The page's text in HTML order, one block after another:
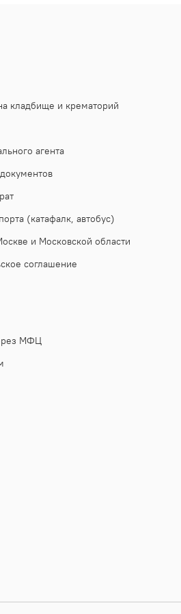
кладбище и крематорий
агента
(катафалк, автобус)
и Московской области
соглашение
МФЦ